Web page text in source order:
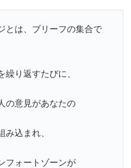
とは、ブリーフの集合で
繰り返すたびに、
の意見があなたの
み込まれ、
フォートゾーンが